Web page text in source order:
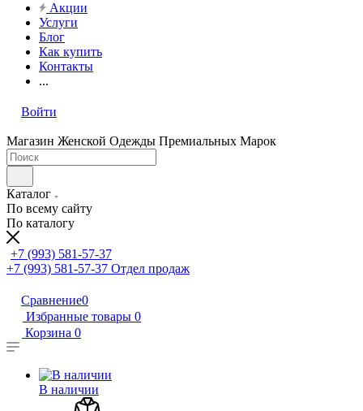
Акции
Услуги
Блог
Как купить
Контакты
...
Войти
Магазин Женской Одежды Премиальных Марок
Каталог
По всему сайту
По каталогу
+7 (993) 581-57-37
+7 (993) 581-57-37 Отдел продаж
Сравнение0
Избранные товары 0
Корзина 0
В наличии